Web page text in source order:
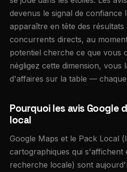
devenus le signal de confiance
apparaître en tête des
concurrents directs, au
potentiel cherche ce que vous
négligez cette dimension, vous
d'affaires sur la table —
Pourquoi les avis Google
local
Google Maps et le Pack Local
cartographiques qui s'affichent
recherche locale) sont